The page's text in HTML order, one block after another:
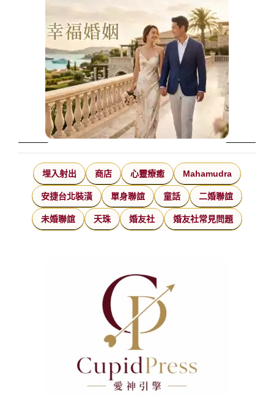
埋入射出 商店 心靈療癒 Mahamudra
安捷台北裝潢 單身聯誼 童話 二婚聯誼
未婚聯誼 天珠 婚友社 婚友社常見問題